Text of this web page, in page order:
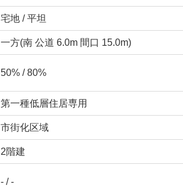
宅地 / 平坦
一方(南 公道 6.0m 間口 15.0m)
50% / 80%
第一種低層住居専用
市街化区域
2階建
- / -